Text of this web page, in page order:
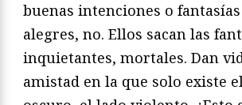
buenas intenciones o
alegres, no. Ellos sacan las
inquietantes, mortales. Dan
amistad en la que solo existe